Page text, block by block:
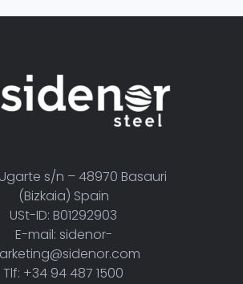
s/n – 48970 Basauri
(Bizkaia) Spain
USt-ID: B01292903
E-mail: sidenor-
Tlf: +34 94 487 1500